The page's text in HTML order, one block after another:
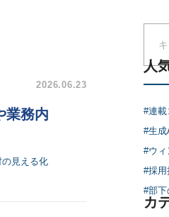
2026.06.23
業務内
の見える化
人
#連載
#生成
#ウィ
#採用
#部下
カ